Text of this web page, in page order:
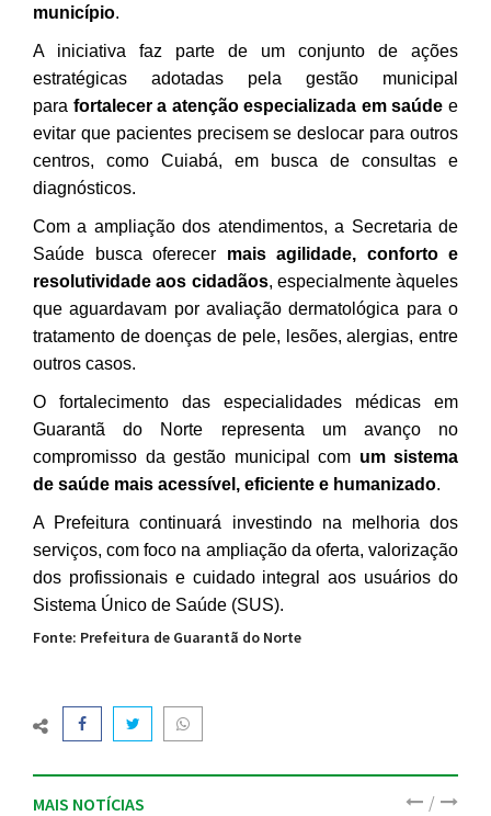
município.
A iniciativa faz parte de um conjunto de ações
estratégicas adotadas pela gestão municipal
para fortalecer a atenção especializada em saúde e
evitar que pacientes precisem se deslocar para outros
centros, como Cuiabá, em busca de consultas e
diagnósticos.
Com a ampliação dos atendimentos, a Secretaria de
Saúde busca oferecer mais agilidade, conforto e
resolutividade aos cidadãos, especialmente àqueles
que aguardavam por avaliação dermatológica para o
tratamento de doenças de pele, lesões, alergias, entre
outros casos.
O fortalecimento das especialidades médicas em
Guarantã do Norte representa um avanço no
compromisso da gestão municipal com um sistema
de saúde mais acessível, eficiente e humanizado.
A Prefeitura continuará investindo na melhoria dos
serviços, com foco na ampliação da oferta, valorização
dos profissionais e cuidado integral aos usuários do
Sistema Único de Saúde (SUS).
Fonte: Prefeitura de Guarantã do Norte
MAIS NOTÍCIAS /